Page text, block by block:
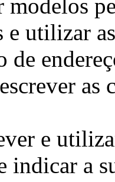
e utilizar
as
e
indicar a